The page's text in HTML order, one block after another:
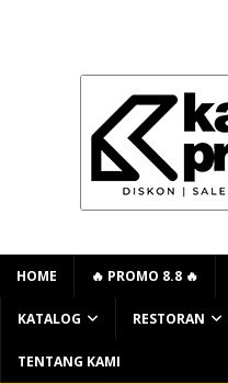
HOME 🔥 PROMO 8.8 🔥
KATALOG RESTORAN
TENTANG KAMI